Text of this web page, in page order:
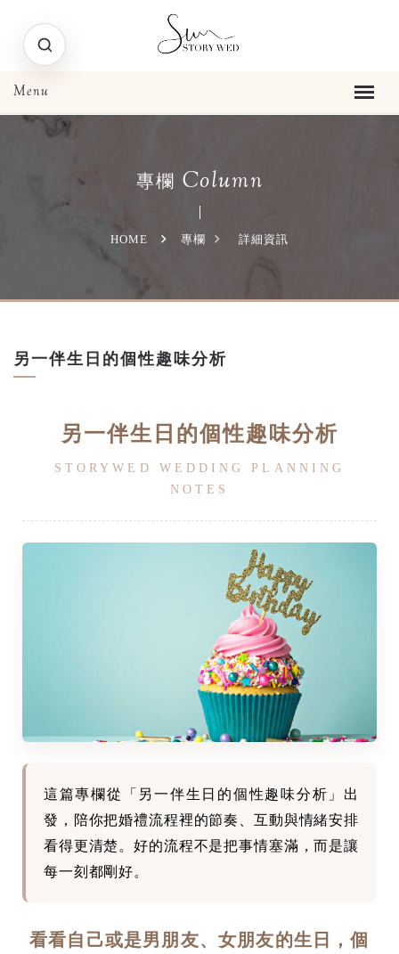
專欄 Column
HOME 專欄 詳細資訊
另一伴生日的個性趣味分析
另一伴生日的個性趣味分析
STORYWED WEDDING PLANNING
NOTES
這篇專欄從「另一伴生日的個性趣味分析」出
發，陪你把婚禮流程裡的節奏、互動與情緒安排
看得更清楚。好的流程不是把事情塞滿，而是讓
每一刻都剛好。
看看自己或是男朋友、女朋友的生日，個